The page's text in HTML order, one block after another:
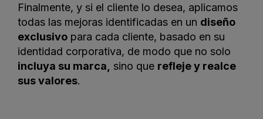
Finalmente, y si el cliente lo desea, aplicamos
todas las mejoras identificadas en un diseño
exclusivo para cada cliente, basado en su
identidad corporativa, de modo que no solo
incluya su marca,
sino que refleje y realce
sus valores.